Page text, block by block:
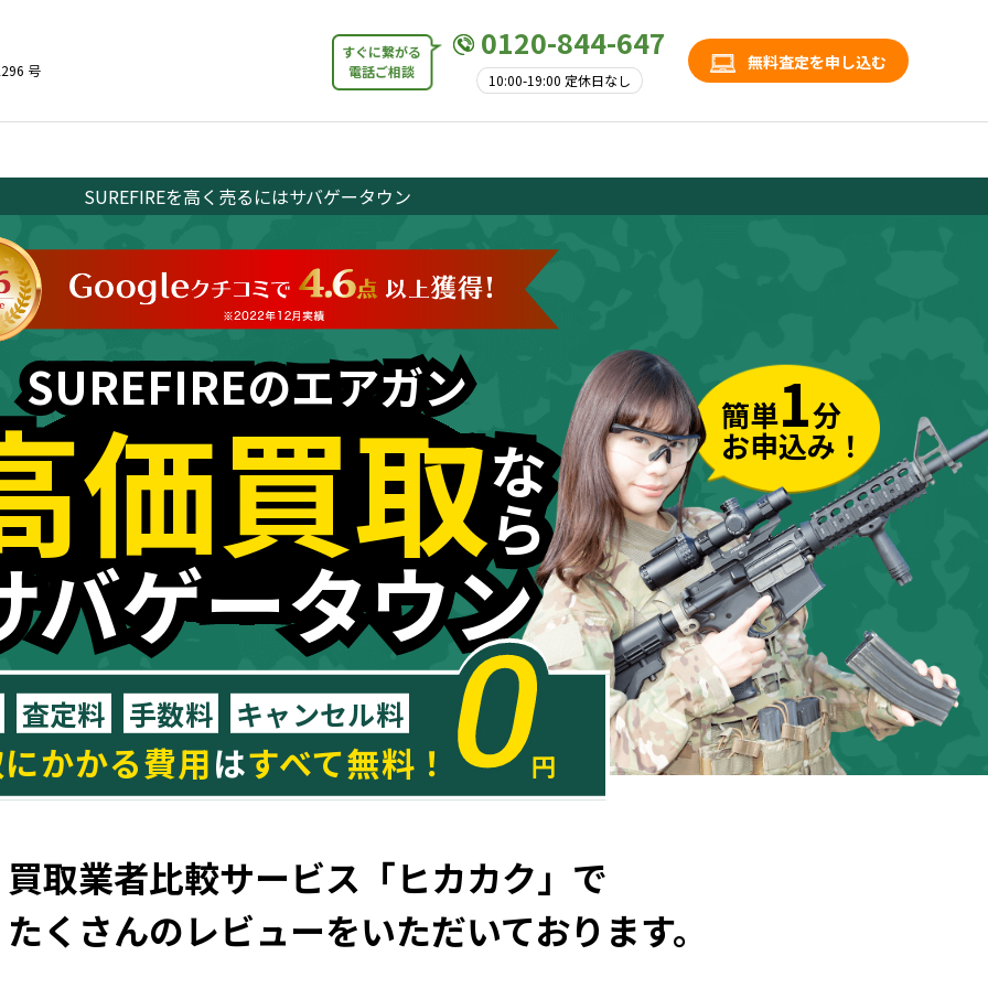
号
0120-844-647
10:00-19:00 定休日なし
すぐに繋がる
電話ご相談
無料査定を申し込む
SUREFIREを高く売るにはサバゲータウン
簡単1分
お申込み！
SUREFIREのエアガン
価買取な
ら
バゲータウン
SUREFIREのエアガン
価買取な
ら
バゲータウン
査定料 手数料 キャンセル料
かかる費用はすべて無料！0
円
買取業者比較サービス 「ヒカカク」で
たくさんのレビューをいただいております。